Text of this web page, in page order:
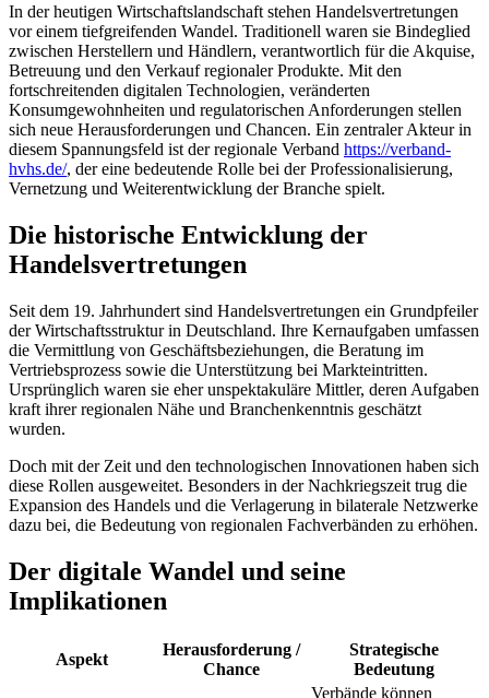
In der heutigen Wirtschaftslandschaft stehen Handelsvertretungen
vor einem tiefgreifenden Wandel. Traditionell waren sie Bindeglied
zwischen Herstellern und Händlern, verantwortlich für die Akquise,
Betreuung und den Verkauf regionaler Produkte. Mit den
fortschreitenden digitalen Technologien, veränderten
Konsumgewohnheiten und regulatorischen Anforderungen stellen
sich neue Herausforderungen und Chancen. Ein zentraler Akteur in
diesem Spannungsfeld ist der regionale Verband https://verband-
hvhs.de/, der eine bedeutende Rolle bei der Professionalisierung,
Vernetzung und Weiterentwicklung der Branche spielt.
Die historische Entwicklung der
Handelsvertretungen
Seit dem 19. Jahrhundert sind Handelsvertretungen ein Grundpfeiler
der Wirtschaftsstruktur in Deutschland. Ihre Kernaufgaben umfassen
die Vermittlung von Geschäftsbeziehungen, die Beratung im
Vertriebsprozess sowie die Unterstützung bei Markteintritten.
Ursprünglich waren sie eher unspektakuläre Mittler, deren Aufgaben
kraft ihrer regionalen Nähe und Branchenkenntnis geschätzt
wurden.
Doch mit der Zeit und den technologischen Innovationen haben sich
diese Rollen ausgeweitet. Besonders in der Nachkriegszeit trug die
Expansion des Handels und die Verlagerung in bilaterale Netzwerke
dazu bei, die Bedeutung von regionalen Fachverbänden zu erhöhen.
Der digitale Wandel und seine
Implikationen
Aspekt
Herausforderung /
Chance
Strategische
Bedeutung
Verbände können